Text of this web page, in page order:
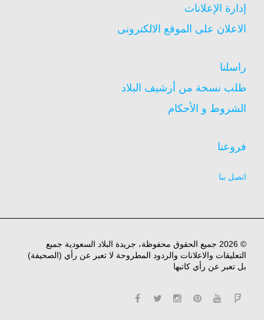
إدارة الإعلانات
الاعلان على الموقع الالكترونى
راسلنا
طلب نسخة من أرشيف البلاد
الشروط و الأحكام
فروعنا
اتصل بنا
© 2026 جميع الحقوق محفوظة، جريدة البلاد السعودية جميع
التعليقات والاعلانات والردود المطروحة لا تعبر عن رأي (الصحيفة)
بل تعبر عن رأي كاتبها